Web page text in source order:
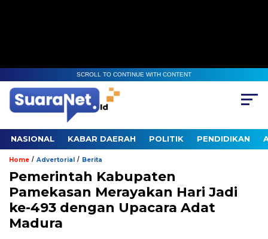
SCROLL TO CONTINUE WITH CONTENT
NASIONAL KABAR DAERAH POLITIK PENDIDIKAN
Home / Advertorial / Berita
Pemerintah Kabupaten
Pamekasan Merayakan Hari Jadi
ke-493 dengan Upacara Adat
Madura